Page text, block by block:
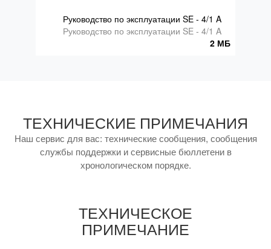
Руководство по эксплуатации SE - 4/1 A
Руководство по эксплуатации SE - 4/1 A
2 МБ
ТЕХНИЧЕСКИЕ ПРИМЕЧАНИЯ
Наш сервис для вас: технические сообщения, сообщения
службы поддержки и сервисные бюллетени в
хронологическом порядке.
ТЕХНИЧЕСКОЕ
ПРИМЕЧАНИЕ